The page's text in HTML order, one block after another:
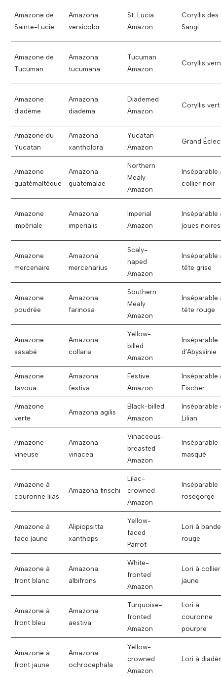
Amazone de
Sainte-Lucie
Amazona
versicolor
St. Lucia
Amazon
Coryllis des
Sangi
Amazone de
Tucuman
Amazona
tucumana
Tucuman
Amazon
Coryllis
Amazone
diadème
Amazona
diadema
Diademed
Amazon
Coryllis vert
Amazone du
Yucatan
Amazona
xantholora
Yucatan
Amazon
Grand
Amazone
guatémaltèque
Amazona
guatemalae
Northern
Mealy
Amazon
Inséparable
collier noir
Amazone
impériale
Amazona
imperialis
Imperial
Amazon
Inséparable
joues noires
Amazone
mercenaire
Amazona
mercenarius
Scaly-
naped
Amazon
Inséparable
tête grise
Amazone
poudrée
Amazona
farinosa
Southern
Mealy
Amazon
Inséparable
tête rouge
Amazone
sasabé
Amazona
collaria
Yellow-
billed
Amazon
Inséparable
d’Abyssinie
Amazone
tavoua
Amazona
festiva
Festive
Amazon
Inséparable
Fischer
Amazone
verte
Amazona agilis
Black-billed
Amazon
Inséparable
Lilian
Amazone
vineuse
Amazona
vinacea
Vinaceous-
breasted
Amazon
Inséparable
masqué
Amazone à
couronne lilas
Amazona finschi
Lilac-
crowned
Amazon
Inséparable
rosegorge
Amazone à
face jaune
Alipiopsitta
xanthops
Yellow-
faced
Parrot
Lori à
rouge
Amazone à
front blanc
Amazona
albifrons
White-
fronted
Amazon
Lori à collier
jaune
Amazone à
front bleu
Amazona
aestiva
Turquoise-
fronted
Amazon
Lori à
couronne
pourpre
Amazone à
front jaune
Amazona
ochrocephala
Yellow-
crowned
Amazon
Lori à